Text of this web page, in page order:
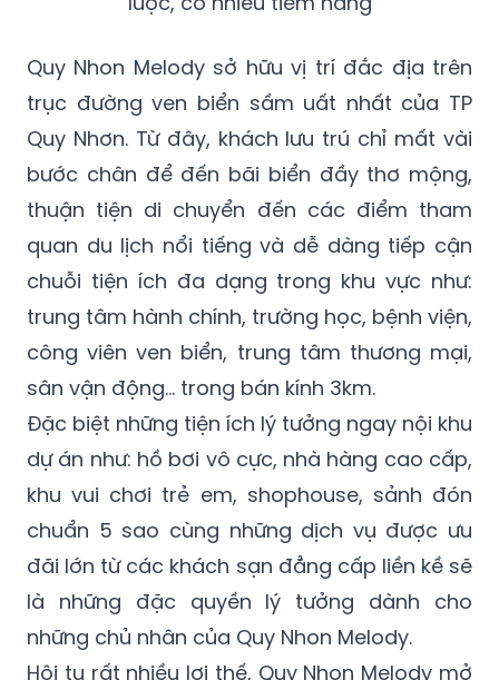
Quy Nhon Melody sở hữu vị trí đắc địa trên
trục đường ven biển sầm uất nhất của TP
Quy Nhơn. Từ đây, khách lưu trú chỉ mất vài
bước chân để đến bãi biển đầy thơ mộng,
thuận tiện di chuyển đến các điểm tham
quan du lịch nổi tiếng và dễ dàng tiếp cận
chuỗi tiện ích đa dạng trong khu vực như:
trung tâm hành chính, trường học, bệnh viện,
công viên ven biển, trung tâm thương mại,
sân vận động… trong bán kính 3km.
Đặc biệt những tiện ích lý tưởng ngay nội khu
dự án như: hồ bơi vô cực, nhà hàng cao cấp,
khu vui chơi trẻ em, shophouse, sảnh đón
chuẩn 5 sao cùng những dịch vụ được ưu
đãi lớn từ các khách sạn đẳng cấp liền kề sẽ
là những đặc quyền lý tưởng dành cho
những chủ nhân của Quy Nhon Melody.
Hội tụ rất nhiều lợi thế, Quy Nhon Melody mở